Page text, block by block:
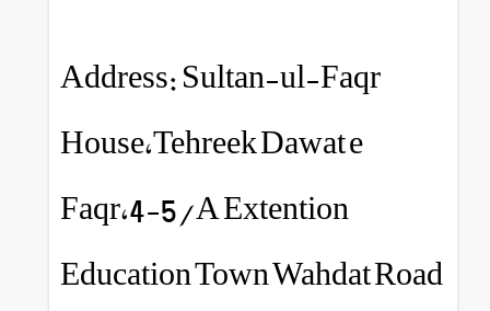
Address: Sultan-ul-Faqr
House,Tehreek Dawat e
Faqr,4-5/A Extention
Education Town Wahdat Road